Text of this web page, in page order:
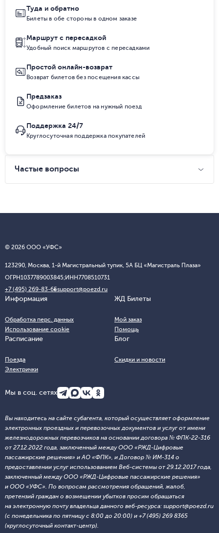
Туда и обратно
Билеты в обе стороны в одном заказе
Маршрут с пересадкой
Удобный поиск маршрутов с пересадками
Простой онлайн-возврат
Возврат билетов без посещения кассы
Предзаказ
Оформление билетов на нужный поезд
Поддержка 24/7
Круглосуточная поддержка покупателей
Частые вопросы
© 2026 ООО «УФС»
123290, Москва, 1-й Магистральный тупик, 5А БЦ «Магистраль Плаза»
ОГРН1037789003845;ИНН7708510731
+7 (495) 269-83-65support@poezd.ru
Информация
Обработка перс. данных
Использование cookie
ЖД Билеты
Мой заказ
Помощь
Расписание
Поезда
Электрички
Блог
Скидки и новости
Мы в соц. сетях
Вы находитесь на сайте субагента, который осуществляет оформление
электронных проездных и перевозочных документов и услуг от имени
железнодорожных перевозчиков на основании договора № ФПК-22-316
от 27.12.2022 года, заключенный между ООО «РЖД-Цифровые
пассажирские решения» и АО «ФПК», и Договор № ИМ-314 о
предоставлении услуг использованием Веб-системы от 29.12.2017 года,
заключенный между ООО «РЖД-Цифровые пассажирские решения»
и ООО «УФС». По вопросам рассмотрения обращений, жалоб,
претензий граждан о возмещении убытков просим обращаться
на электронную почту владельца данного веб-ресурса: support@poezd.ru
(с понедельника по пятницу с 8:00 до 20:00) и +7 (495) 269 8365
(круглосуточный контакт-центр).